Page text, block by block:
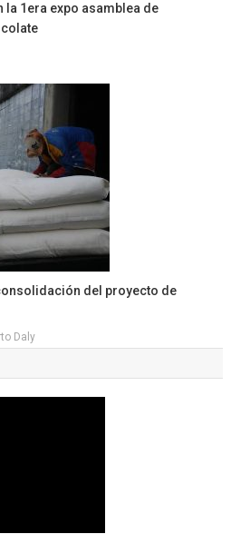
la 1era expo asamblea de
del proyecto de
Daly